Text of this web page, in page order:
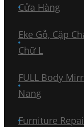
Cửa Hàng
Eke Gỗ, Cặp
Chữ L
FULL Body
Nang
Furniture